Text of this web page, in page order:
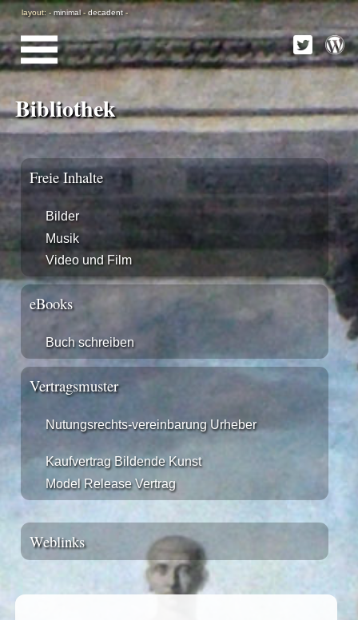
layout: -minimal-decadent-
Bibliothek
Freie Inhalte
Bilder
Musik
Video und Film
eBooks
Buch schreiben
Vertragsmuster
Nutungsrechts-vereinbarung Urheber
Kaufvertrag Bildende Kunst
Model Release Vertrag
Weblinks